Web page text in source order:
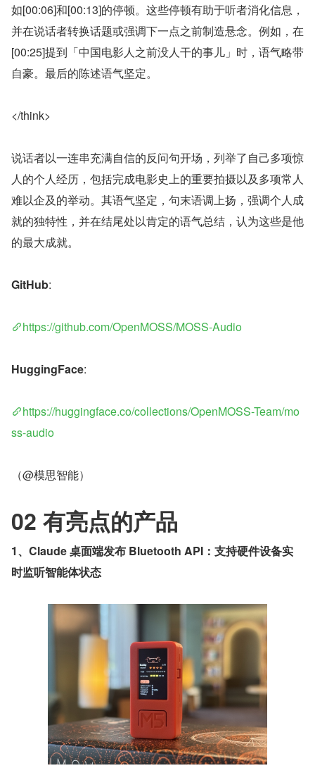
如[00:06]和[00:13]的停顿。这些停顿有助于听者消化信息，
并在说话者转换话题或强调下一点之前制造悬念。例如，在
[00:25]提到「中国电影人之前没人干的事儿」时，语气略带
自豪。最后的陈述语气坚定。
</think>
说话者以一连串充满自信的反问句开场，列举了自己多项惊
人的个人经历，包括完成电影史上的重要拍摄以及多项常人
难以企及的举动。其语气坚定，句末语调上扬，强调个人成
就的独特性，并在结尾处以肯定的语气总结，认为这些是他
的最大成就。
GitHub:
https://github.com/OpenMOSS/MOSS-Audio
HuggingFace:
https://huggingface.co/collections/OpenMOSS-Team/mo
ss-audio
（@模思智能）
02 有亮点的产品
1、Claude 桌面端发布 Bluetooth API：支持硬件设备实
时监听智能体状态